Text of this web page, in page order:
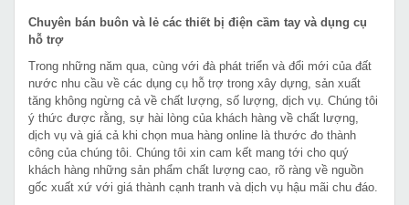
Chuyên bán buôn và lẻ các thiết bị điện cầm tay và dụng cụ
hỗ trợ
Trong những năm qua, cùng với đà phát triển và đổi mới của đất
nước nhu cầu về các dụng cụ hỗ trợ trong xây dựng, sản xuất
tăng không ngừng cả về chất lượng, số lượng, dịch vụ. Chúng tôi
ý thức được rằng, sự hài lòng của khách hàng về chất lượng,
dịch vụ và giá cả khi chọn mua hàng online là thước đo thành
công của chúng tôi. Chúng tôi xin cam kết mang tới cho quý
khách hàng những sản phẩm chất lượng cao, rõ ràng về nguồn
gốc xuất xứ với giá thành cạnh tranh và dịch vụ hậu mãi chu đáo.